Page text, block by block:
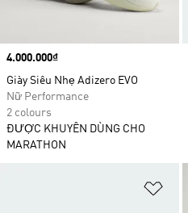
Price
4.000.000₫
Giày Siêu Nhẹ Adizero EVO
Nữ Performance
2 colours
ĐƯỢC KHUYÊN DÙNG CHO
MARATHON